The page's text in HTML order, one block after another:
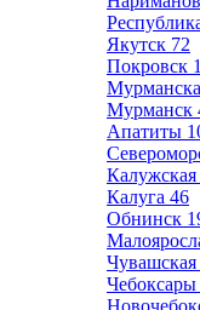
Якутск 72
Покровск 1
Мурманск
Апатиты
Калужская
Калуга 46
Обнинск
Чебоксары